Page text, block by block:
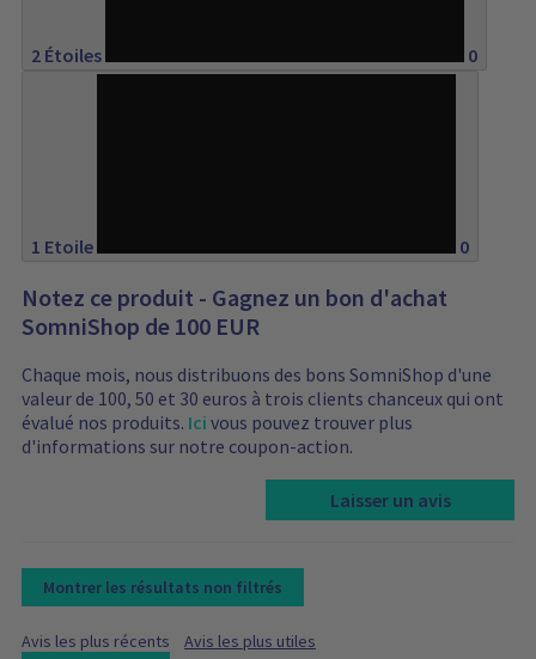
2 Étoiles 0
1 Etoile 0
Notez ce produit - Gagnez un bon d'achat
SomniShop de 100 EUR
Chaque mois, nous distribuons des bons SomniShop d'une
valeur de 100, 50 et 30 euros à trois clients chanceux qui ont
évalué nos produits. Ici vous pouvez trouver plus
d'informations sur notre coupon-action.
Laisser un avis
Montrer les résultats non filtrés
F
Avis les plus récents
F
Avis les plus utiles